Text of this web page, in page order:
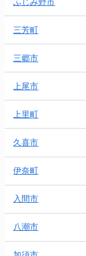
ふじみ野市
三芳町
三郷市
上尾市
上里町
久喜市
伊奈町
入間市
八潮市